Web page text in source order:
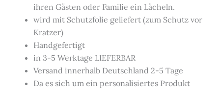
ihren Gästen oder Familie ein Lächeln.
wird mit Schutzfolie geliefert (zum Schutz vor
Kratzer)
Handgefertigt
in 3-5 Werktage LIEFERBAR
Versand innerhalb Deutschland 2-5 Tage
Da es sich um ein personalisiertes Produkt